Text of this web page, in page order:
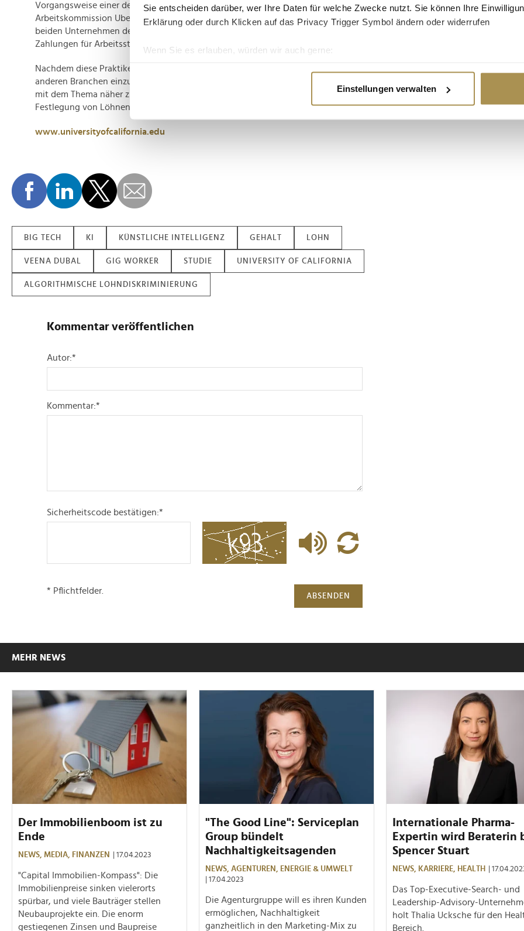
Sie entscheiden darüber, wer Ihre Daten für welche Zwecke nutzt. Sie können Ihre
Erklärung oder durch Klicken auf das Privacy Trigger Symbol ändern oder widerrufen
Wenn Sie es erlauben, würden wir auch gerne:
Erfahren Sie mehr darüber, wie Ihre persönlichen Daten verarbeitet werden, und legen Sie
möglicherweise mit weiteren Daten zusammen, die Sie ihnen bereitgestellt haben oder die
der Dienste gesammelt haben.
Einstellungen verwalten
Vorgangsweise einer der Gründe sei, warum die kalifornische
Arbeitskommission Uber und Lyft 2020 verklagte. Sie geht davon aus, dass die
beiden Unternehmen den Fahrern insgesamt 1,3 Milliarden Dollar an
Zahlungen für Arbeitsstunden schuldeten. Die Prozesse laufen noch.
Nachdem diese Praktiken das Potenzial hätten in die Gestaltung der Löhne in
anderen Branchen einzusickern, ruft Dubal die US-Bundesregierung auf, sich
mit dem Thema näher zu befassen. Sie glaubt, dass die Verwendung von KI zur
Festlegung von Löhnen verboten werden sollte.
www.universityofcalifornia.edu
BIG TECH KI KÜNSTLICHE INTELLIGENZ GEHALT LOHN
VEENA DUBAL GIG WORKER STUDIE UNIVERSITY OF CALIFORNIA
ALGORITHMISCHE LOHNDISKRIMINIERUNG
Kommentar veröffentlichen
Autor:*
Kommentar:*
Sicherheitscode bestätigen:*
ABSENDEN
* Pflichtfelder.
MEHR NEWS
Der Immobilienboom ist zu
Ende
NEWS, MEDIA, FINANZEN | 17.04.2023
"Capital Immobilien-Kompass": Die
Immobilienpreise sinken vielerorts
spürbar, und viele Bauträger stellen
Neubauprojekte ein. Die enorm
gestiegenen Zinsen und Baupreise
"The Good Line": Serviceplan
Group bündelt
Nachhaltigkeitsagenden
NEWS, AGENTUREN,
ENERGIE & UMWELT
| 17.04.2023
Die Agenturgruppe will es ihren Kunden
ermöglichen, Nachhaltigkeit
ganzheitlich in den Marketing-Mix zu
Internationale Pharma-
Expertin wird Beraterin
Spencer Stuart
NEWS, KARRIERE, HEALTH |
Das Top-Executive-Search- und
Leadership-Advisory-
holt Thalia Ucksche für den
Bereich.